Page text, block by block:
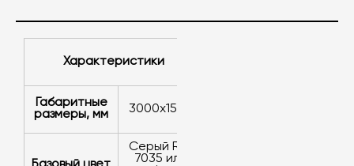
Характеристики
размеры, мм
3000x1500
серый RAL
7035 или